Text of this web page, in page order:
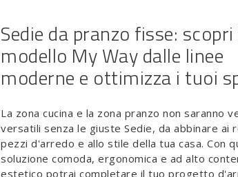
Sedie da pranzo fisse:
modello My Way dalle linee
moderne e ottimizza i tuoi
La zona cucina e la zona pranzo non saranno
versatili senza le giuste Sedie, da abbinare ai
pezzi d'arredo e allo stile della tua casa. Con
soluzione comoda, ergonomica e ad alto
estetico potrai completare il tuo progetto